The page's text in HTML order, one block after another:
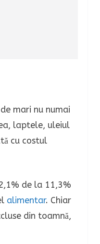
mari nu numai
laptele, uleiul
cu costul
de la 11,3%
alimentar. Chiar
din toamnă,